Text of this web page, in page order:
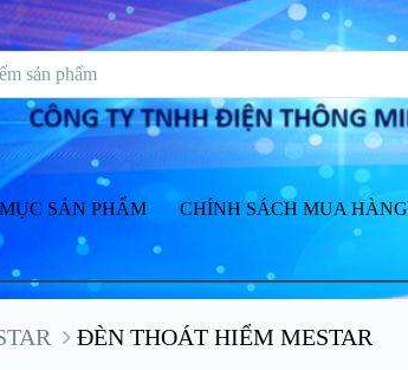
SẢN PHẨM CHÍNH SÁCH MUA HÀNG
ĐÈN THOÁT HIỂM MESTAR